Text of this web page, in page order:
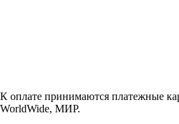
К оплате принимаются платежные
WorldWide, МИР.